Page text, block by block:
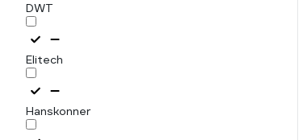
DWT
Elitech
Hanskonner